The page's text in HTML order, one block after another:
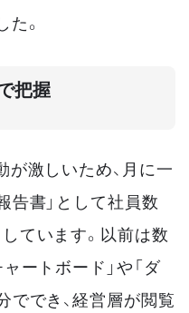
。
把握
が激しいため、月に一
告書」として社員数
ています。以前は数
ートボード」や「ダ
ででき、経営層が閲覧